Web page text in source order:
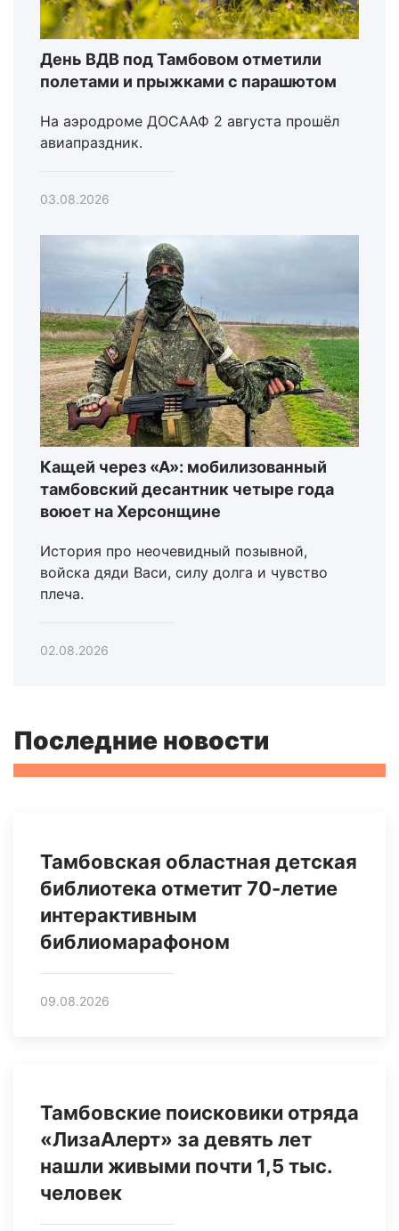
День ВДВ под Тамбовом отметили
полетами и прыжками с парашютом
На аэродроме ДОСААФ 2 августа прошёл
авиапраздник.
03.08.2026
Кащей через «А»: мобилизованный
тамбовский десантник четыре года
воюет на Херсонщине
История про неочевидный позывной,
войска дяди Васи, силу долга и чувство
плеча.
02.08.2026
Последние новости
Тамбовская областная детская
библиотека отметит 70-летие
интерактивным
библиомарафоном
09.08.2026
Тамбовские поисковики отряда
«ЛизаАлерт» за девять лет
нашли живыми почти 1,5 тыс.
человек